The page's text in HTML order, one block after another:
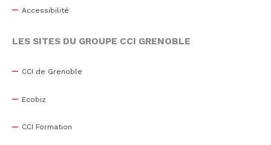
Accessibilité
LES SITES DU GROUPE CCI GRENOBLE
CCI de Grenoble
Ecobiz
CCI Formation